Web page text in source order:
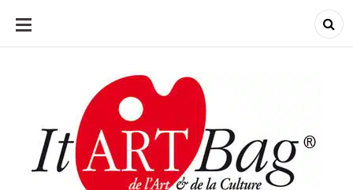
ALLER
CONTENU
ItArtBag